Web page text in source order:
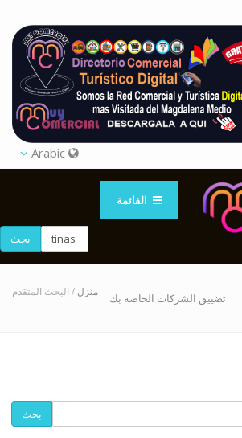
القائمة
بحث
تضييق الشركات الخاصة بك منزل / البحث المتقدم
بحث